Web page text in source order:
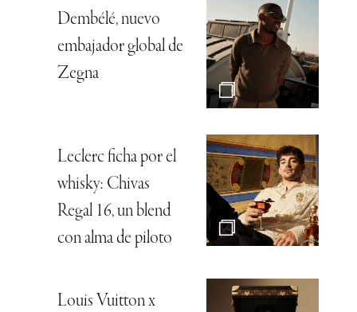
Dembélé, nuevo
embajador global de
Zegna
Leclerc ficha por el
whisky: Chivas
Regal 16, un blend
con alma de piloto
Louis Vuitton x